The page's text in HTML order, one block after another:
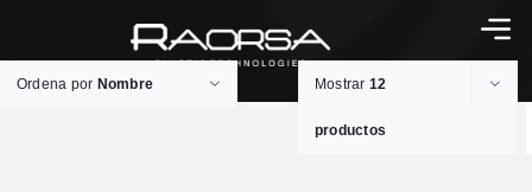
Ordena por Nombre Mostrar 12
productos